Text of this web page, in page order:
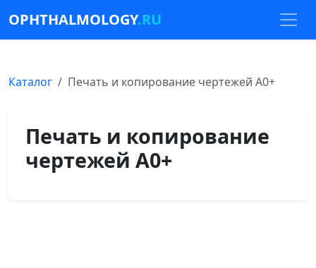
OPHTHALMOLOGY.RU
Каталог Печать и копирование чертежей А0+
Печать и копирование
чертежей А0+